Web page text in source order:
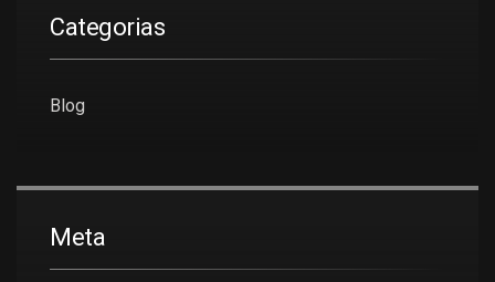
Categorias
Blog
Meta